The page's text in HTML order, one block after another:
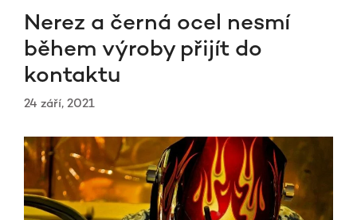
Nerez a černá ocel nesmí
během výroby přijít do
kontaktu
24 září, 2021